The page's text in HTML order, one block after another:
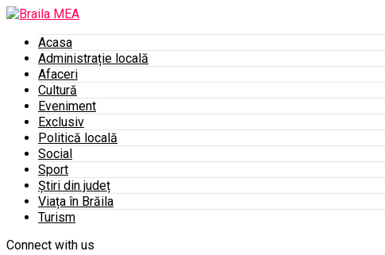
Acasa
Administrație locală
Afaceri
Cultură
Eveniment
Exclusiv
Politică locală
Social
Sport
Știri din județ
Viața în Brăila
Turism
Connect with us